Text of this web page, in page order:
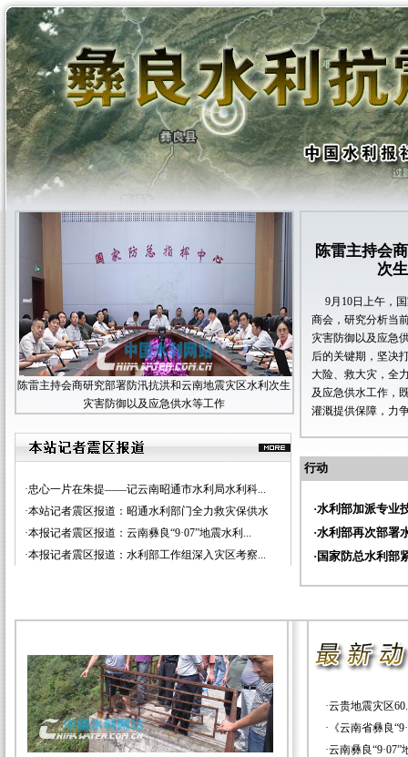
陈雷主持会商研究部署防汛抗洪和云南地震灾区水利次生
灾害防御以及应急供水等工作
·忠心一片在朱提——记云南昭通市水利局水利科...
·本站记者震区报道：昭通水利部门全力救灾保供水
·本报记者震区报道：云南彝良“9·07”地震水利...
·本报记者震区报道：水利部工作组深入灾区考察...
陈雷主持会
次
9月10日上午，国
商会，研究分析当
灾害防御以及应急
后的关键期，坚决
大险、救大灾，全
及应急供水工作，
灌溉提供保障，力
行动
·水利部加派专业
·水利部再次部署
· 国家防总水利部
·云贵地震灾区
· 《云南省彝良
·云南彝良